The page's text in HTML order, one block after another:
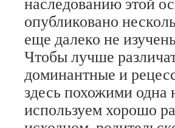
опубликовано
еще далеко не
Чтобы лучше
доминантные и
здесь похожими
используем хорошо